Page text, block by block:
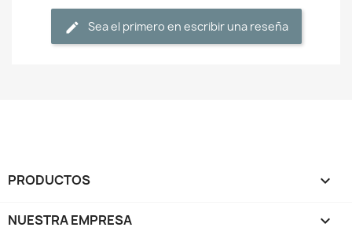
Sea el primero en escribir una reseña
PRODUCTOS 
NUESTRA EMPRESA 